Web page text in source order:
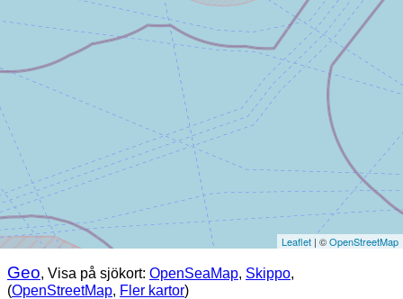
Leaflet | ©OpenStreetMap
Geo, Visa på sjökort: OpenSeaMap, Skippo,
(OpenStreetMap, Fler kartor)